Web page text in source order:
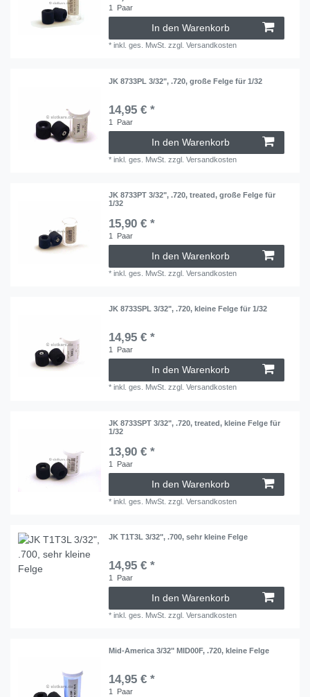
1 Paar
In den Warenkorb
*inkl. ges. MwSt. zzgl.Versandkosten
JK 8733PL 3/32", .720, große Felge für 1/32
14,95 € *
1 Paar
In den Warenkorb
*inkl. ges. MwSt. zzgl.Versandkosten
JK 8733PT 3/32", .720, treated, große Felge für
1/32
15,90 € *
1 Paar
In den Warenkorb
*inkl. ges. MwSt. zzgl.Versandkosten
JK 8733SPL 3/32", .720, kleine Felge für 1/32
14,95 € *
1 Paar
In den Warenkorb
*inkl. ges. MwSt. zzgl.Versandkosten
JK 8733SPT 3/32", .720, treated, kleine Felge für
1/32
13,90 € *
1 Paar
In den Warenkorb
*inkl. ges. MwSt. zzgl.Versandkosten
JK T1T3L 3/32", .700, sehr kleine Felge
14,95 € *
1 Paar
In den Warenkorb
*inkl. ges. MwSt. zzgl.Versandkosten
Mid-America 3/32" MID00F, .720, kleine Felge
14,95 € *
1 Paar